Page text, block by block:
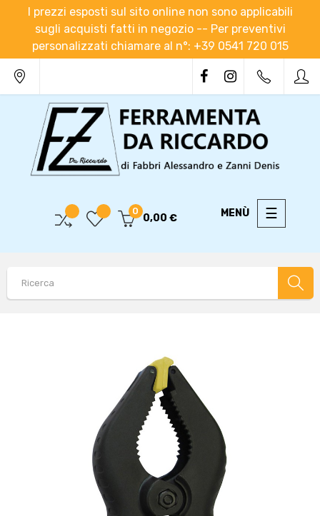
I prezzi esposti sul sito online non sono applicabili
sugli acquisti fatti in negozio -- Per preventivi
personalizzati chiamare al n°: +39 0541 720 015
Toggle
☰
0
0,00 €